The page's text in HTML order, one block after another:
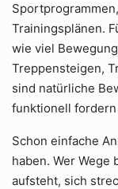
Trainingsplänen.
wie viel
Treppensteigen,
sind natürliche
funktionell
Schon einfache
haben. Wer Wege
aufsteht, sich